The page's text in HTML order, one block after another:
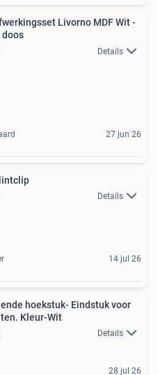
Livorno MDF Wit -
doos
Details
27 jun 26
Details
14 jul 26
hoekstuk- Eindstuk voor
Kleur-Wit
Details
28 jul 26